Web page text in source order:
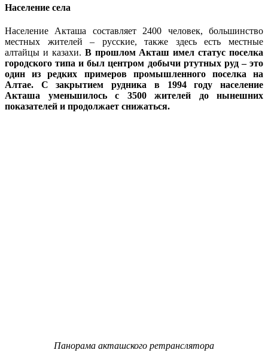
Население села
Население Акташа составляет 2400 человек, большинство
местных жителей – русские, также здесь есть местные
алтайцы и казахи. В прошлом Акташ имел статус поселка
городского типа и был центром добычи ртутных руд – это
один из редких примеров промышленного поселка на
Алтае. С закрытием рудника в 1994 году население
Акташа уменьшилось с 3500 жителей до нынешних
показателей и продолжает снижаться.
Панорама акташского ретранслятора